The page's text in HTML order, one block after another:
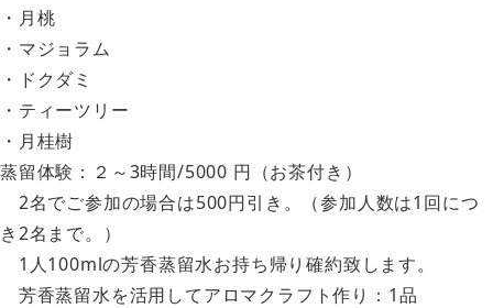
・月桃
・マジョラム
・ドクダミ
・ティーツリー
・月桂樹
蒸留体験：２～3時間/5000 円（お茶付き）
2名でご参加の場合は500円引き。（参加人数は1回につ
き2名まで。）
1人100mlの芳香蒸留水お持ち帰り確約致します。
芳香蒸留水を活用してアロマクラフト作り：1品